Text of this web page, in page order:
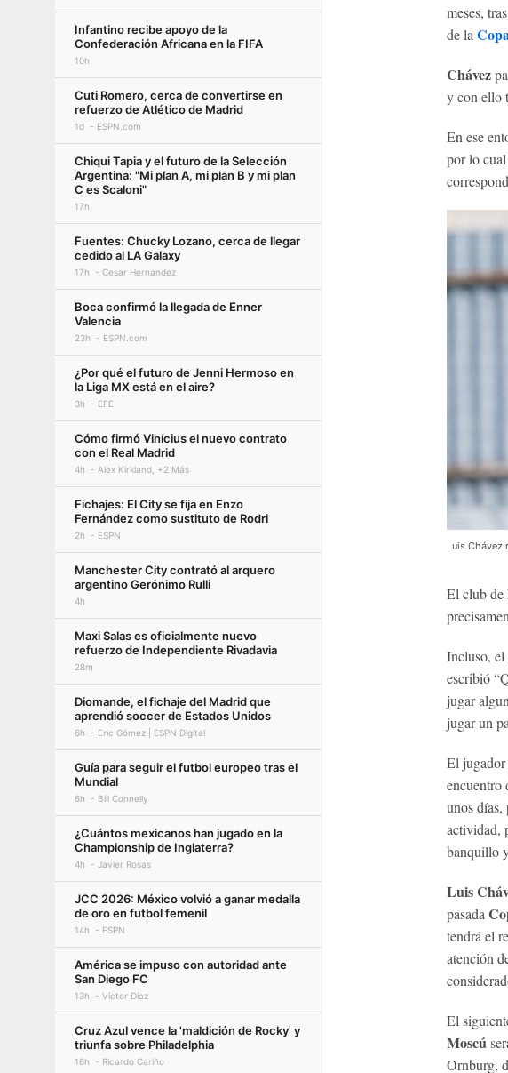
Infantino recibe apoyo de la
Confederación Africana en la FIFA
10h
Cuti Romero, cerca de convertirse en
refuerzo de Atlético de Madrid
1d ESPN.com
Chiqui Tapia y el futuro de la Selección
Argentina: "Mi plan A, mi plan B y mi plan
C es Scaloni"
17h
Fuentes: Chucky Lozano, cerca de llegar
cedido al LA Galaxy
17h Cesar Hernandez
Boca confirmó la llegada de Enner
Valencia
23h ESPN.com
¿Por qué el futuro de Jenni Hermoso en
la Liga MX está en el aire?
3h EFE
Cómo firmó Vinícius el nuevo contrato
con el Real Madrid
4h Alex Kirkland, +2 Más
Fichajes: El City se fija en Enzo
Fernández como sustituto de Rodri
2h ESPN
Manchester City contrató al arquero
argentino Gerónimo Rulli
4h
Maxi Salas es oficialmente nuevo
refuerzo de Independiente Rivadavia
28m
Diomande, el fichaje del Madrid que
aprendió soccer de Estados Unidos
6h Eric Gómez | ESPN Digital
Guía para seguir el futbol europeo tras el
Mundial
6h Bill Connelly
¿Cuántos mexicanos han jugado en la
Championship de Inglaterra?
4h Javier Rosas
JCC 2026: México volvió a ganar medalla
de oro en futbol femenil
14h ESPN
América se impuso con autoridad ante
San Diego FC
13h Víctor Díaz
Cruz Azul vence la 'maldición de Rocky' y
triunfa sobre Philadelphia
16h Ricardo Cariño
meses,
de la
Chávez
y con ello
En ese
por lo
Luis Chávez
El club de
Incluso,
escribió
jugar
jugar un
El jugador
encuentro
unos días,
actividad,
banquillo
Luis
pasada
tendrá el
atención
El
Moscú
Ornburg,